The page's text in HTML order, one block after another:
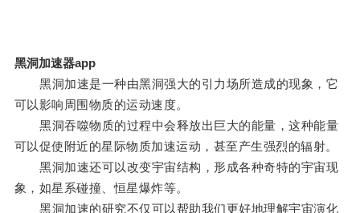
黑洞加速器app
黑洞加速是一种由黑洞强大的引力场所造成的现象，它
可以影响周围物质的运动速度。
黑洞吞噬物质的过程中会释放出巨大的能量，这种能量
可以促使附近的星际物质加速运动，甚至产生强烈的辐射。
黑洞加速还可以改变宇宙结构，形成各种奇特的宇宙现
象，如星系碰撞、恒星爆炸等。
黑洞加速的研究不仅可以帮助我们更好地理解宇宙演化